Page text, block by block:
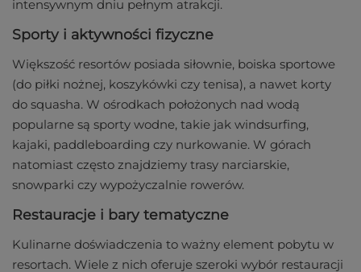
intensywnym dniu pełnym atrakcji.
Sporty i aktywności fizyczne
Większość resortów posiada siłownie, boiska sportowe
(do piłki nożnej, koszykówki czy tenisa), a nawet korty
do squasha. W ośrodkach położonych nad wodą
popularne są sporty wodne, takie jak windsurfing,
kajaki, paddleboarding czy nurkowanie. W górach
natomiast często znajdziemy trasy narciarskie,
snowparki czy wypożyczalnie rowerów.
Restauracje i bary tematyczne
Kulinarne doświadczenia to ważny element pobytu w
resortach. Wiele z nich oferuje szeroki wybór restauracji